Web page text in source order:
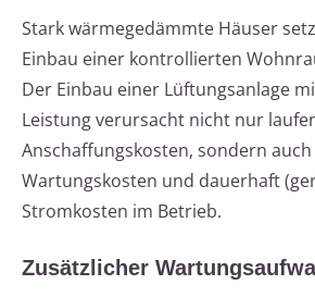
Stark wärmegedämmte Häuser
Einbau einer kontrollierten
Der Einbau einer Lüftungsanlage
Leistung verursacht nicht nur
Anschaffungskosten, sondern
Wartungskosten und dauerhaft
Stromkosten im Betrieb.
Zusätzlicher